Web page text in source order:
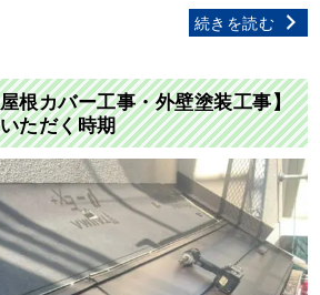
続きを読む
根カバー工事・外壁塗装工事】
ただく時期